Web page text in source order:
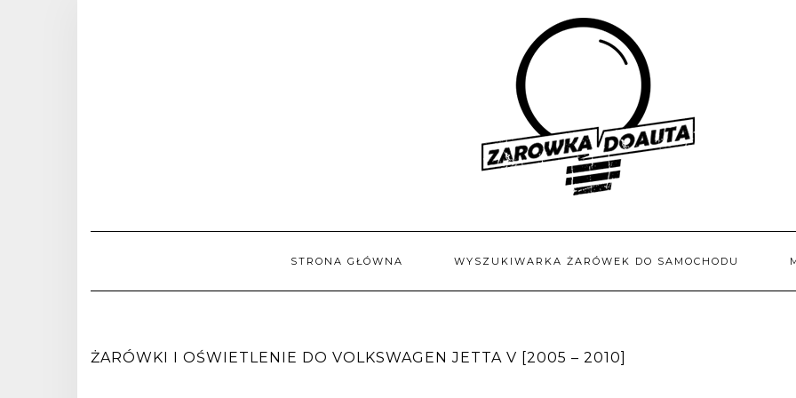
STRONA GŁÓWNA WYSZUKIWARKA ŻARÓWEK DO SAMOCHODU
ŻARÓWKI I OŚWIETLENIE DO VOLKSWAGEN JETTA V [2005 – 2010]